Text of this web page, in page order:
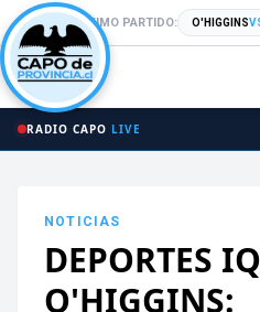
PRÓXIMO PARTIDO: O'HIGGINS
RADIO CAPO LIVE
NOTICIAS
DEPORTES
O'HIGGINS: